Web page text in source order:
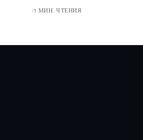
1 МИН. ЧТЕНИЯ